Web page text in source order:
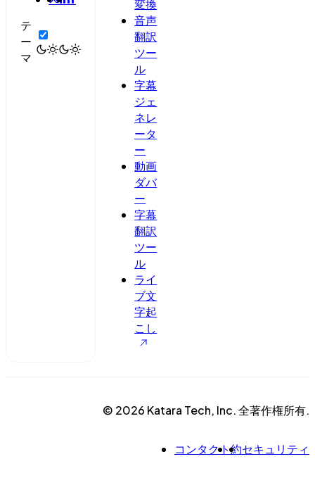
テ
ー
マ
変換
音声
翻訳
ツー
ル
字幕
ジェ
ネレ
ータ
ー
動画
ダバ
ー
字幕
翻訳
ツー
ル
ライ
ブ文
字起
こし
© 2026 Katara Tech, Inc. 全著作権所有.
コンタクト約セキュリティ